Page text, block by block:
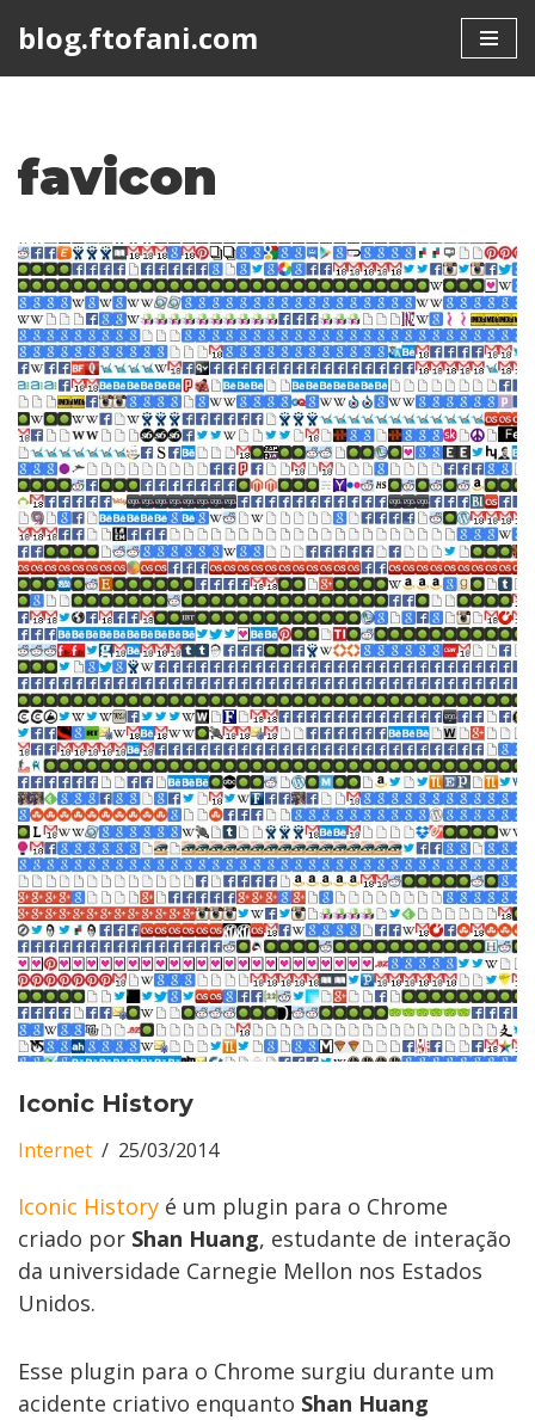
blog.ftofani.com
favicon
Iconic History
Internet 25/03/2014
Iconic History é um plugin para o Chrome
criado por Shan Huang, estudante de interação
da universidade Carnegie Mellon nos Estados
Unidos.
Esse plugin para o Chrome surgiu durante um
acidente criativo enquanto Shan Huang